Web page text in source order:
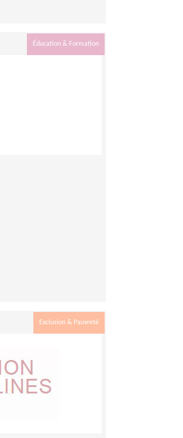
Éducation & Formation
Exclusion & Pauvreté